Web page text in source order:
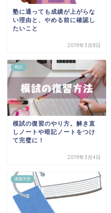
塾に通っても成績が上がらな
い理由と、やめる前に確認し
たいこと
2019年3月8日
模試
模試の復習のやり方。解き直
しノートや暗記ノートをつけ
て完璧に！
2019年3月4日
家庭学習